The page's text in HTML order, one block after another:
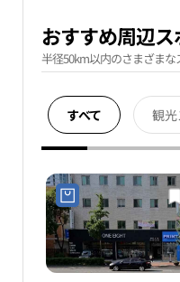
おすすめ周辺ス
半径50km以内のさまざまな
すべて 観